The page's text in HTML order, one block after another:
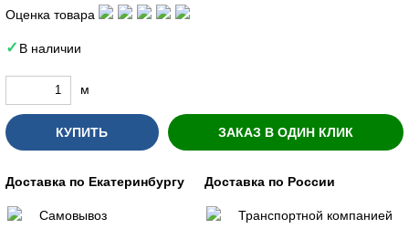
Оценка товара
В наличии
м
КУПИТЬ ЗАКАЗ В ОДИН КЛИК
Доставка по Екатеринбургу
Самовывоз
Доставка по России
Транспортной компанией